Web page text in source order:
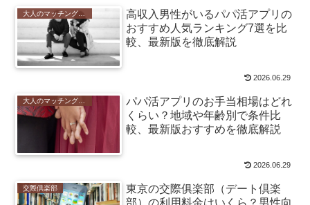
高収入男性がいるパパ活アプリの
おすすめ人気ランキング7選を比
較、最新版を徹底解説
2026.06.29
パパ活アプリのお手当相場はどれ
くらい？地域や年齢別で条件比
較、最新版おすすめを徹底解説
2026.06.29
交際倶楽部
東京の交際俱楽部（デート倶楽